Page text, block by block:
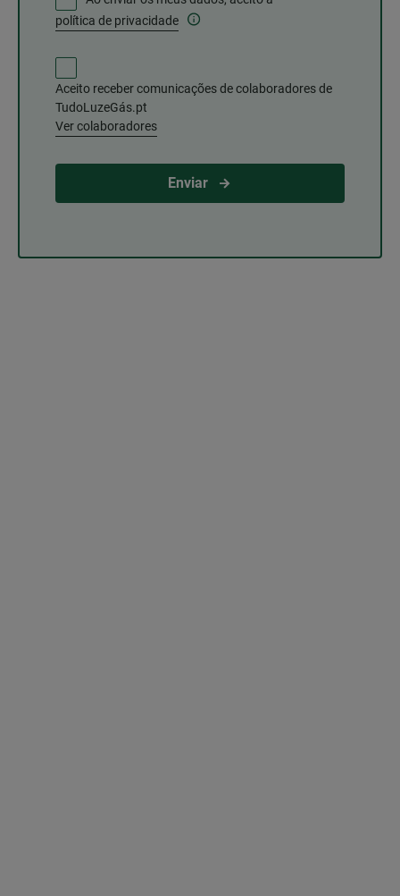
política de privacidade
Aceito receber comunicações de colaboradores de
TudoLuzeGás.pt
Ver colaboradores
Enviar